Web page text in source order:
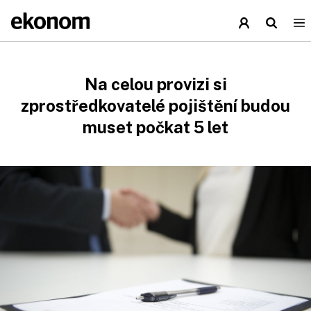
Na celou provizi si
zprostředkovatelé pojištění budou
muset počkat 5 let